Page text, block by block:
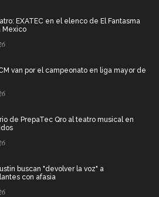
EXATEC en el elenco de El Fantasma
Mexico
van por el campeonato en liga mayor de
de PrepaTec Qro al teatro musical en
buscan "devolver la voz" a
con afasia